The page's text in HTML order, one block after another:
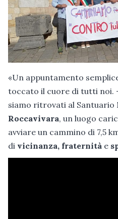
«Un appuntamento
toccato il cuore di tutti noi.
siamo ritrovati al Santuario
Roccavivara, un luogo
avviare un cammino di 7,5
di vicinanza, fraternità e